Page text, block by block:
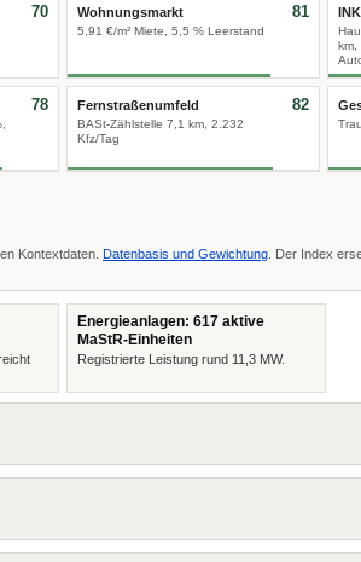
70 Wohnungsmarkt
5,91 €/m² Miete, 5,5 % Leerstand
81
km,
78 Fernstraßenumfeld
BASt-Zählstelle 7,1 km, 2.232
Kfz/Tag
82
Kontextdaten. Datenbasis und Gewichtung . Der Index
Energieanlagen: 617 aktive
MaStR-Einheiten
Registrierte Leistung rund 11,3 MW.